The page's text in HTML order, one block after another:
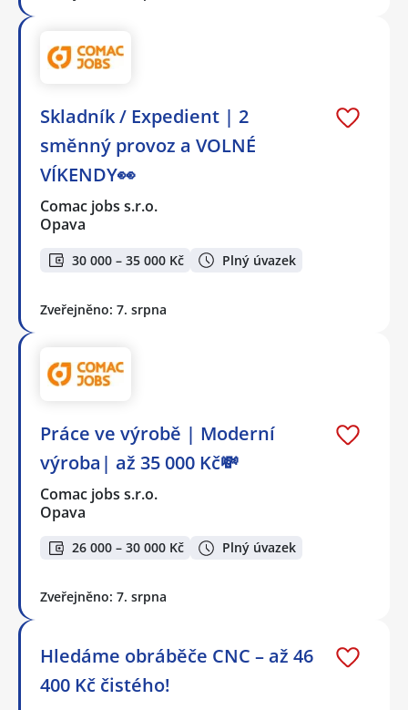
Skladník / Expedient | 2
směnný provoz a VOLNÉ
VÍKENDY👀
Comac jobs s.r.o.
Opava
30 000 – 35 000 Kč Plný úvazek
Zveřejněno: 7. srpna
Práce ve výrobě | Moderní
výroba| až 35 000 Kč💸
Comac jobs s.r.o.
Opava
26 000 – 30 000 Kč Plný úvazek
Zveřejněno: 7. srpna
Hledáme obráběče CNC – až 46
400 Kč čistého!